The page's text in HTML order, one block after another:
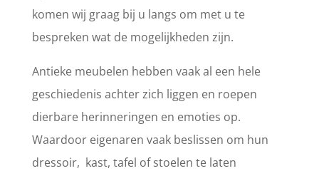
komen wij graag bij u langs om met u te
bespreken wat de mogelijkheden zijn.
Antieke meubelen hebben vaak al een hele
geschiedenis achter zich liggen en roepen
dierbare herinneringen en emoties op.
Waardoor eigenaren vaak beslissen om hun
dressoir, kast, tafel of stoelen te laten